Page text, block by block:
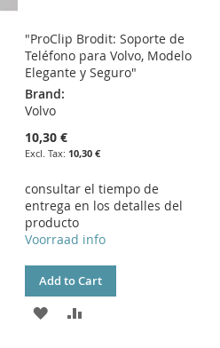
"ProClip Brodit: Soporte de
Teléfono para Volvo, Modelo
Elegante y Seguro"
Brand:
Volvo
10,30 €
10,30 €
consultar el tiempo de
entrega en los detalles del
producto
Voorraad info
Add to Cart
ADD